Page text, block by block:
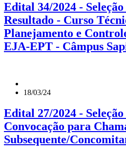
Edital 34/2024 -
Resultado - Curso
Planejamento e
EJA-EPT - Câmpus
18/03/24
Edital 27/2024 -
Convocação para
Subsequente/